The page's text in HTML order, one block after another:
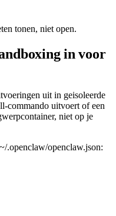
tonen, niet open.
in voor
uit in geisoleerde
commando uitvoert of een
niet op je
~/.openclaw/openclaw.json: